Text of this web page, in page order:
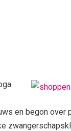
en begon over